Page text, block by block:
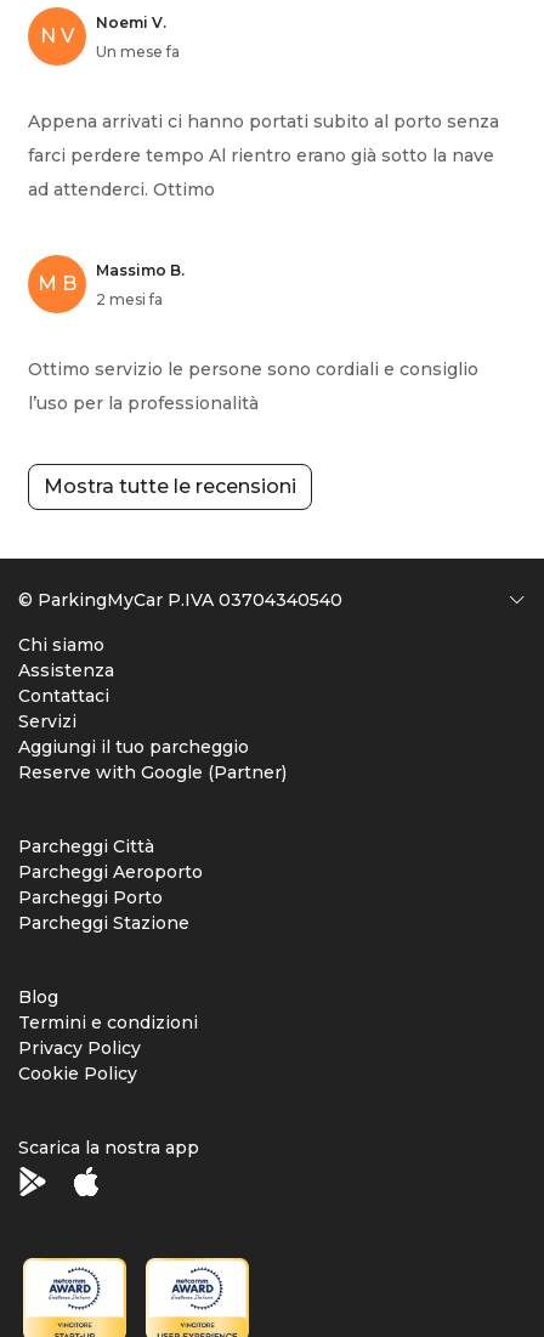
N V
Noemi V.
Un mese fa
Appena arrivati ci hanno portati subito al porto senza
farci perdere tempo Al rientro erano già sotto la nave
ad attenderci. Ottimo
M B
Massimo B.
2 mesi fa
Ottimo servizio le persone sono cordiali e consiglio
l’uso per la professionalità
Mostra tutte le recensioni
© ParkingMyCar P.IVA 03704340540
Chi siamo
Assistenza
Contattaci
Servizi
Aggiungi il tuo parcheggio
Reserve with Google (Partner)
Parcheggi Città
Parcheggi Aeroporto
Parcheggi Porto
Parcheggi Stazione
Blog
Termini e condizioni
Privacy Policy
Cookie Policy
Scarica la nostra app